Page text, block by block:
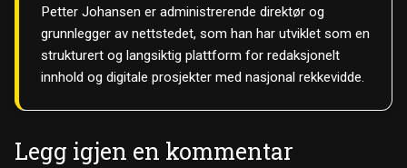
Petter Johansen er administrerende direktør og
grunnlegger av nettstedet, som han har utviklet som en
strukturert og langsiktig plattform for redaksjonelt
innhold og digitale prosjekter med nasjonal rekkevidde.
Legg igjen en kommentar